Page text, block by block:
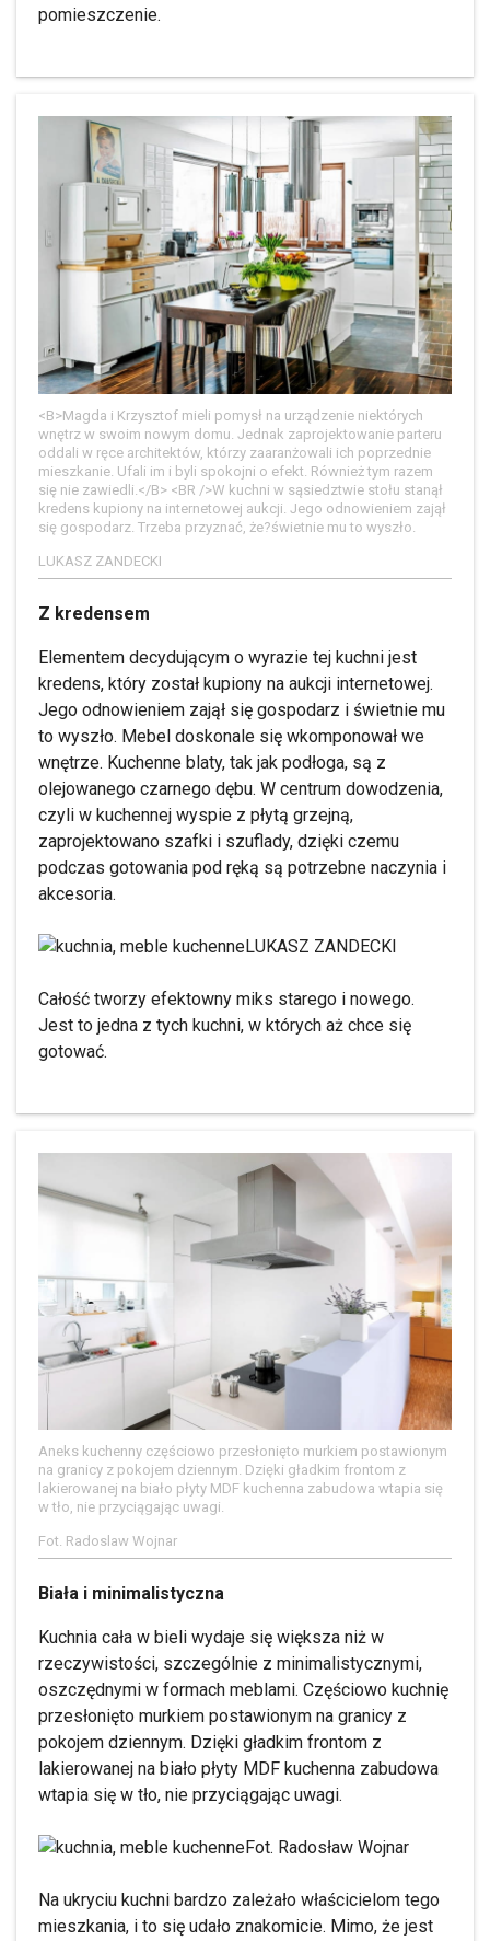
pomieszczenie.
<B>Magda i Krzysztof mieli pomysł na urządzenie niektórych
wnętrz w swoim nowym domu. Jednak zaprojektowanie parteru
oddali w ręce architektów, którzy zaaranżowali ich poprzednie
mieszkanie. Ufali im i byli spokojni o efekt. Również tym razem
się nie zawiedli.</B> <BR />W kuchni w sąsiedztwie stołu stanął
kredens kupiony na internetowej aukcji. Jego odnowieniem zajął
się gospodarz. Trzeba przyznać, że?świetnie mu to wyszło.
LUKASZ ZANDECKI
Z kredensem
Elementem decydującym o wyrazie tej kuchni jest
kredens, który został kupiony na aukcji internetowej.
Jego odnowieniem zajął się gospodarz i świetnie mu
to wyszło. Mebel doskonale się wkomponował we
wnętrze. Kuchenne blaty, tak jak podłoga, są z
olejowanego czarnego dębu. W centrum dowodzenia,
czyli w kuchennej wyspie z płytą grzejną,
zaprojektowano szafki i szuflady, dzięki czemu
podczas gotowania pod ręką są potrzebne naczynia i
akcesoria.
LUKASZ ZANDECKI
Całość tworzy efektowny miks starego i nowego.
Jest to jedna z tych kuchni, w których aż chce się
gotować.
Aneks kuchenny częściowo przesłonięto murkiem postawionym
na granicy z pokojem dziennym. Dzięki gładkim frontom z
lakierowanej na biało płyty MDF kuchenna zabudowa wtapia się
w tło, nie przyciągając uwagi.
Fot. Radoslaw Wojnar
Biała i minimalistyczna
Kuchnia cała w bieli wydaje się większa niż w
rzeczywistości, szczególnie z minimalistycznymi,
oszczędnymi w formach meblami. Częściowo kuchnię
przesłonięto murkiem postawionym na granicy z
pokojem dziennym. Dzięki gładkim frontom z
lakierowanej na biało płyty MDF kuchenna zabudowa
wtapia się w tło, nie przyciągając uwagi.
Fot. Radosław Wojnar
Na ukryciu kuchni bardzo zależało właścicielom tego
mieszkania, i to się udało znakomicie. Mimo, że jest